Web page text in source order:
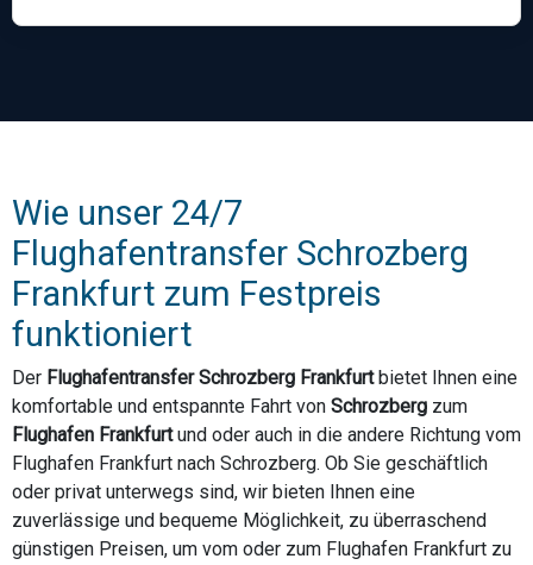
Wie unser 24/7
Flughafentransfer Schrozberg
Frankfurt zum Festpreis
funktioniert
Der Flughafentransfer Schrozberg Frankfurtbietet Ihnen eine
komfortable und entspannte Fahrt von Schrozberg zum
Flughafen Frankfurtund oder auch in die andere Richtung vom
Flughafen Frankfurt nach Schrozberg. Ob Sie geschäftlich
oder privat unterwegs sind, wir bieten Ihnen eine
zuverlässige und bequeme Möglichkeit, zu überraschend
günstigen Preisen, um vom oder zum Flughafen Frankfurt zu